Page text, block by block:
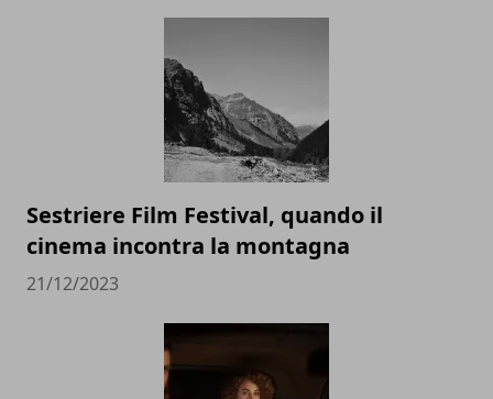
Sestriere Film Festival, quando il
cinema incontra la montagna
21/12/2023